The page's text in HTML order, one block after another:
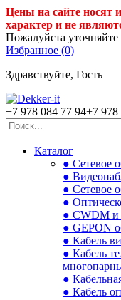
Цены на сайте носят
характер и не
Пожалуйста
Избранное (0)
Здравствуйте, Гость
+7 978 084 77 94+7 978
Каталог
● Сетевое
●
● Сетевое
●
● CWDM и
● GEPON
● Кабель
● Кабель
●
● Кабель